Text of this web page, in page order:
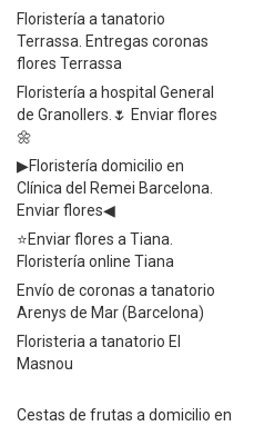
Floristería a tanatorio
Terrassa. Entregas coronas
flores Terrassa
Floristería a hospital General
de Granollers.🌷 Enviar flores
🌼
▶Floristería domicilio en
Clínica del Remei Barcelona.
Enviar flores◀
⭐Enviar flores a Tiana.
Floristería online Tiana
Envío de coronas a tanatorio
Arenys de Mar (Barcelona)
Floristeria a tanatorio El
Masnou
Cestas de frutas a domicilio en